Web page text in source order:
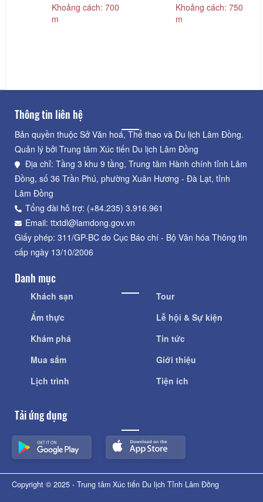
Khoảng cách: 700
m
Khoảng cách: 750
m
Thông tin liên hệ
Bản quyền thuộc Sở Văn hoá, Thể thao và Du lịch Lâm Đồng.
Quản lý bởi Trung tâm Xúc tiến Du lịch Lâm Đồng
Địa chỉ: Tầng 3 khu 9 tầng, Trung tâm Hành chính tỉnh Lâm
Đồng, số 36 Trần Phú, phường Xuân Hương - Đà Lạt, tỉnh
Lâm Đồng
Tổng đài hỗ trợ: (+84.235) 3.916.961
Email: ttxtdl@lamdong.gov.vn
Giấy phép: 311/GP-BC do Cục Báo chí - Bộ Văn hóa Thông tin
cấp ngày 13/10/2006
Danh mục
Khách sạn
Ẩm thực
Khám phá
Mua sắm
Lịch trình
Tour
Lễ hội & Sự kiện
Tin tức
Giới thiệu
Tiện ích
Tải ứng dụng
Copyright © 2025 - Trung tâm Xúc tiến Du lịch Tỉnh Lâm Đồng